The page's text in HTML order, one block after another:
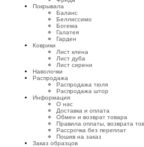
Покрывала
Баланс
Беллиссимо
Богема
Галатея
Гарден
Коврики
Лист клена
Лист дуба
Лист сирени
Наволочки
Распродажа
Распродажа тюля
Распродажа штор
Информация
О нас
Доставка и оплата
Обмен и возврат товара
Правила оплаты, возврата
Рассрочка без переплат
Пошив на заказ
Заказ образцов